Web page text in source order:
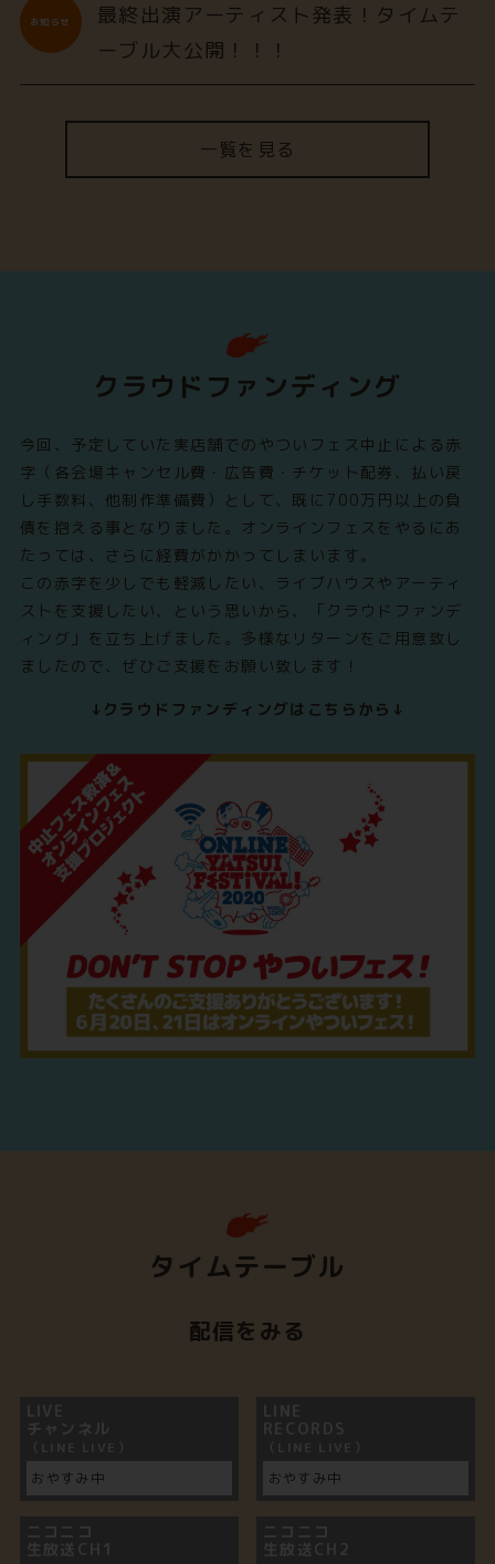
お知らせ
最終出演アーティスト発表！タイムテ
ーブル大公開！！！
一覧を見る
クラウドファンディング
今回、予定していた実店舗でのやついフェス中止による赤
字（各会場キャンセル費・広告費・チケット配券、払い戻
し手数料、他制作準備費）として、既に700万円以上の負
債を抱える事となりました。オンラインフェスをやるにあ
たっては、さらに経費がかかってしまいます。
この赤字を少しでも軽減したい、ライブハウスやアーティ
ストを支援したい、という思いから、「クラウドファンデ
ィング」を立ち上げました。多様なリターンをご用意致し
ましたので、ぜひご支援をお願い致します！
↓クラウドファンディングはこちらから↓
タイムテーブル
配信をみる
おやすみ中
おやすみ中